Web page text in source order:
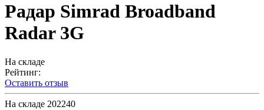
Радар Simrad Broadband
Radar 3G
На складе
Рейтинг:
Оставить отзыв
На складе 202240